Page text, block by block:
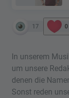
17 0
In unserem
um unsere
denen die
Sonst reden